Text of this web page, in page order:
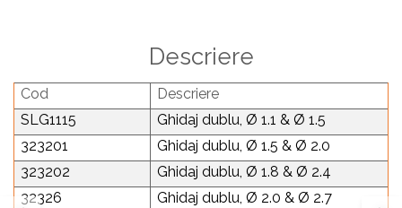
Șuruburi Canulate
Șuruburi Corticale
Șuruburi Locking
Șuruburi TORX Locking
TTA
Descriere
Cod
Descriere
SLG1115
Ghidaj dublu, Ø 1.1 & Ø 1.5
323201
Ghidaj dublu, Ø 1.5 & Ø 2.0
323202
Ghidaj dublu, Ø 1.8 & Ø 2.4
32326
Ghidaj dublu, Ø 2.0 & Ø 2.7